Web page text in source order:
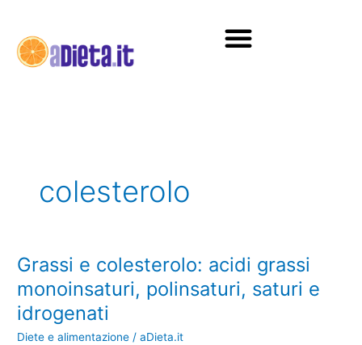
contenuto
colesterolo
Grassi e colesterolo: acidi grassi
monoinsaturi, polinsaturi, saturi e
idrogenati
Diete e alimentazione /aDieta.it
Grassi
colesterolo:
acidi
grassi